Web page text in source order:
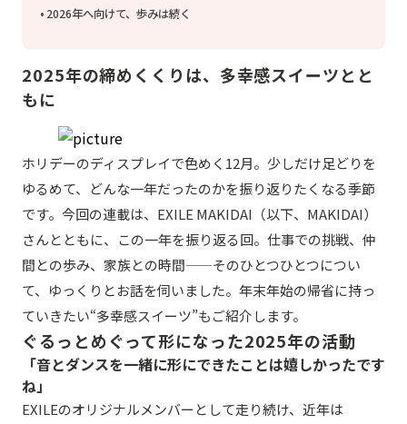
2026年へ向けて、歩みは続く
2025年の締めくくりは、多幸感スイーツとと
もに
ホリデーのディスプレイで色めく12月。少しだけ足どりを
ゆるめて、どんな一年だったのかを振り返りたくなる季節
です。今回の連載は、EXILE MAKIDAI（以下、MAKIDAI）
さんとともに、この一年を振り返る回。仕事での挑戦、仲
間との歩み、家族との時間——そのひとつひとつについ
て、ゆっくりとお話を伺いました。年末年始の帰省に持っ
ていきたい“多幸感スイーツ”もご紹介します。
ぐるっとめぐって形になった2025年の活動
「音とダンスを一緒に形にできたことは嬉しかったです
ね」
EXILEのオリジナルメンバーとして走り続け、近年は